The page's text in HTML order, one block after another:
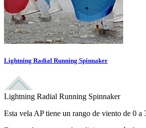
Lightning Radial Running Spinnaker
Lightning Radial Running Spinnaker
Esta vela AP tiene un rango de viento de 0